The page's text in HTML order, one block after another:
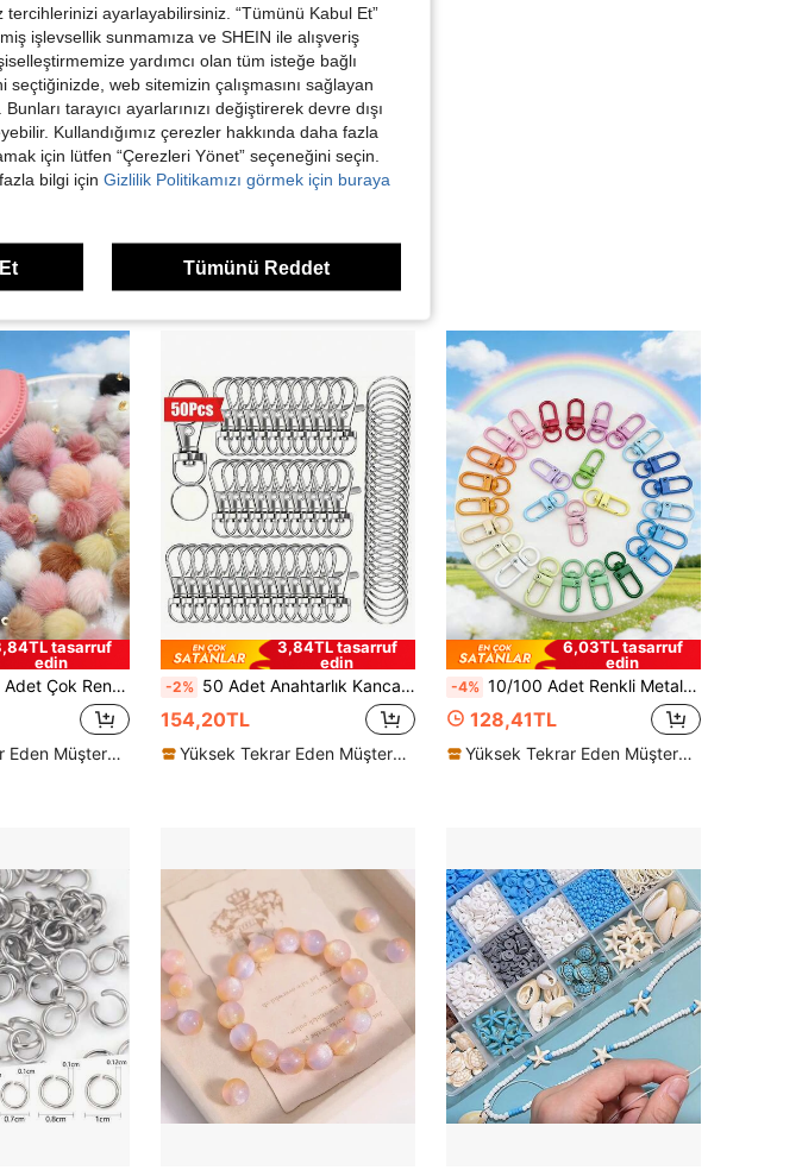
Helpful (0)
tasarruf
edin
Serisi Aksesuarları, Kendin Yap Noel El Sanatları, Küpeler, Saç Aksesuarları ve Anahtarlıklar İçin Uygundur
Yüksek Tekrar Eden Müşteriler
3,84TL tasarruf
edin
-2% 50 Adet Anahtarlık Kancası ve Anahtar Halkası, Halkalı Anahtarlık Klipsleri, DIY Asma İp Aksesuarları ve Anahtarlık Yapımı İçin (25 Adet Metal Istakoz Pençesi Halkası + 25 Adet Bağımsız Anahtar Halkası)
154,20TL
Yüksek Tekrar Eden Müşteriler
6,03TL tasarruf
edin
-4% 10/100 Adet Renkli Metal Istakoz Pençesi Tokası - Döner Tetik Kancası, Anahtarlık ve Kendin Yap Aksesuarları ile Çantalar, Anahtarlıklar ve Takı Yapımı İçin Uygun - Dayanıklı Çinko Alaşımı, Canlı Renkler, Kullanımı Kolay Tasarım, Takı Yapımı İçin Istakoz Tokaları
128,41TL
Yüksek Tekrar Eden Müşteriler
ayarlayabilirsiniz. “Tümünü Kabul Et”
işlevsellik sunmamıza ve SHEIN ile alışveriş
yardımcı olan tüm isteğe bağlı
web sitemizin çalışmasını sağlayan
tarayıcı ayarlarınızı değiştirerek devre dışı
Kullandığımız çerezler hakkında daha fazla
için lütfen “Çerezleri Yönet” seçeneğini seçin.
bilgi için Gizlilik Politikamızı görmek için buraya
Tümünü Reddet